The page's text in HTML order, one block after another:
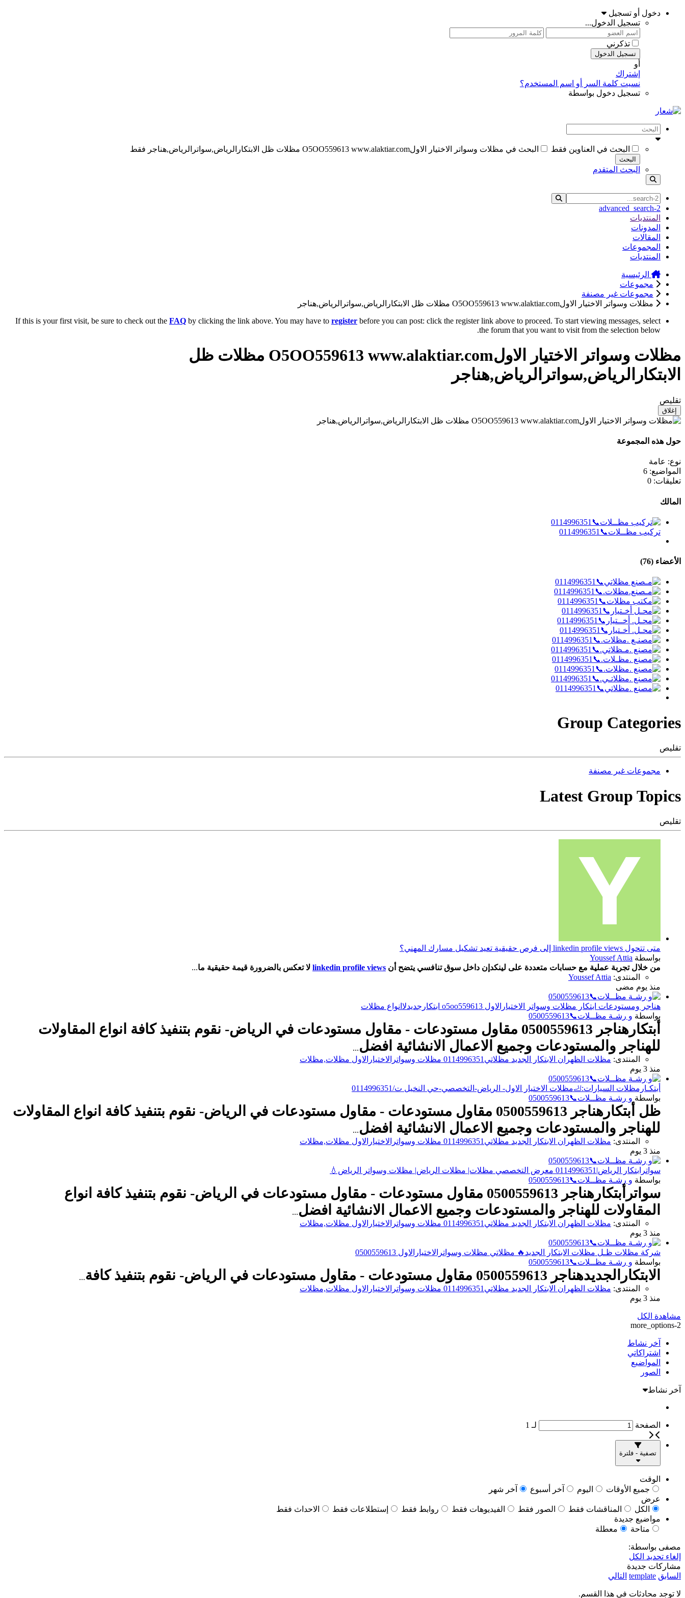
دخول أو تسجيل
تسجيل الدخول...
تذكرني
تسجيل الدخول
أو
إشتراك
نسيت كلمة السر أو اسم المستخدم؟
تسجيل دخول بواسطة
البحث في العناوين فقط البحث في مظلات وسواتر الاختيار الاولO5OO559613 www.alaktiar.com مظلات ظل الابتكارالرياض,سواترالرياض,هناجر فقط
البحث
البحث المتقدم
advanced_search-2
المنتديات
المدونات
المقالات
المجموعات
المنتديات
الرئيسية
مجموعات
مجموعات غير مصنفة
مظلات وسواتر الاختيار الاولO5OO559613 www.alaktiar.com مظلات ظل الابتكارالرياض,سواترالرياض,هناجر
If this is your first visit, be sure to check out the FAQ by clicking the link above. You may have to register before you can post: click the register link above to proceed. To start viewing messages, select
the forum that you want to visit from the selection below.
مظلات وسواتر الاختيار الاولO5OO559613 www.alaktiar.com مظلات ظل
الابتكارالرياض,سواترالرياض,هناجر
تقليص
إغلاق
حول هذه المجموعة
نوع: عامة
المواضيع: 6
تعليقات: 0
المالك
تركيب مظــلات📞0114996351
الأعضاء (76)
Group Categories
تقليص
مجموعات غير مصنفة
Latest Group Topics
تقليص
متى تتحول linkedin profile views إلى فرص حقيقية تعيد تشكيل مسارك المهني؟
بواسطة Youssef Attia
من خلال تجربة عملية مع حسابات متعددة على لينكدإن داخل سوق تنافسي يتضح أن linkedin profile views لا تعكس بالضرورة قيمة حقيقية ما...
المنتدى: Youssef Attia
منذ يوم مضى
هناجر ومستودعات ابتكار مظلات وسواتر الاختيارالاول o5oo559613 ابتكارجديدلاانواع مظلات
بواسطة و رشـة مظــلات📞0500559613
أبتكارهناجر 0500559613 مقاول مستودعات - مقاول مستودعات في الرياض- نقوم بتنفيذ كافة انواع المقاولات
للهناجر والمستودعات وجميع الاعمال الانشائية افضل...
المنتدى: مظلات الظهران الابتكار الجديد مظلاتي0114996351 مظلات وسواترالاختيارالاول مظلات,مظلات
منذ 3 يوم
أبتكـارمظلات السيارات:🦶مظلات الاختيار الاول- الرياض-التخصصي-حي النخيل ت/0114996351
بواسطة و رشـة مظــلات📞0500559613
ظل أبتكارهناجر 0500559613 مقاول مستودعات - مقاول مستودعات في الرياض- نقوم بتنفيذ كافة انواع المقاولات
للهناجر والمستودعات وجميع الاعمال الانشائية افضل...
المنتدى: مظلات الظهران الابتكار الجديد مظلاتي0114996351 مظلات وسواترالاختيارالاول مظلات,مظلات
منذ 3 يوم
سواترابتكار الرياض|0114996351 معرض التخصصي مظلات| مظلات الرياض| مظلات وسواتر الرياض💧
بواسطة و رشـة مظــلات📞0500559613
سواترأبتكارهناجر 0500559613 مقاول مستودعات - مقاول مستودعات في الرياض- نقوم بتنفيذ كافة انواع
المقاولات للهناجر والمستودعات وجميع الاعمال الانشائية افضل...
المنتدى: مظلات الظهران الابتكار الجديد مظلاتي0114996351 مظلات وسواترالاختيارالاول مظلات,مظلات
منذ 3 يوم
شركة مظلات ظـل مظلات الابتكار الجديد🔥 مظلاتي مظلات وسواترالاختيارالاول 0500559613
بواسطة و رشـة مظــلات📞0500559613
الابتكارالجديدهناجر 0500559613 مقاول مستودعات - مقاول مستودعات في الرياض- نقوم بتنفيذ كافة
...
المنتدى: مظلات الظهران الابتكار الجديد مظلاتي0114996351 مظلات وسواترالاختيارالاول مظلات,مظلات
منذ 3 يوم
مشاهدة الكل
more_options-2
آخر نشاط
اشتراكاتي
المواضيع
الصور
آخر نشاط
الصفحة لـ 1
تصفية - فلترة
الوقت
جميع الأوقات
اليوم آخر أسبوع
آخر شهر
عرض
الكل
المناقشات فقط الصور فقط الفيديوهات فقط روابط فقط إستطلاعات فقط
الاحداث فقط
مواضيع جديدة
متاحة
معطلة
مصفى بواسطة:
إلغاء تحديد الكل
مشاركات جديدة
السابق template التالي
لا توجد محادثات في هذا القسم.